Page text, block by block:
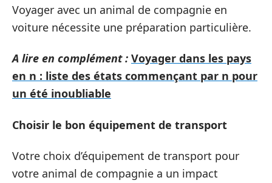
Voyager avec un animal de compagnie en
voiture nécessite une préparation particulière.
A lire en complément : Voyager dans les pays
en n : liste des états commençant par n pour
un été inoubliable
Choisir le bon équipement de transport
Votre choix d’équipement de transport pour
votre animal de compagnie a un impact